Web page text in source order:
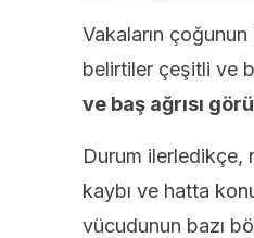
Vakaların
belirtiler çeşitli ve
ve baş ağrısı
Durum ilerledikçe,
kaybı ve hatta
vücudunun bazı